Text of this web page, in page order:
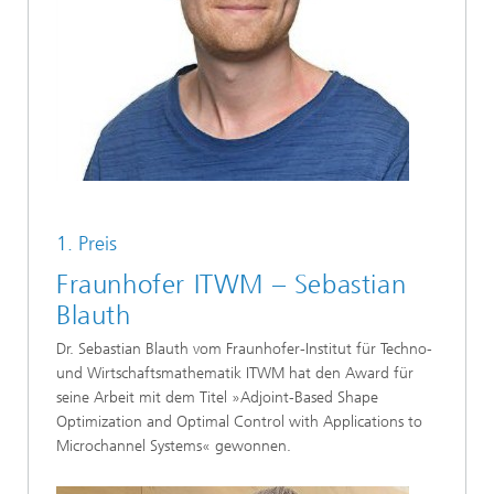
1. Preis
Fraunhofer ITWM – Sebastian
Blauth
Dr. Sebastian Blauth vom Fraunhofer-Institut für Techno-
und Wirtschaftsmathematik ITWM hat den Award für
seine Arbeit mit dem Titel »Adjoint-Based Shape
Optimization and Optimal Control with Applications to
Microchannel Systems« gewonnen.